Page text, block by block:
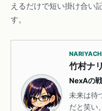
えるだけで短い掛け合い
す。
竹村ナ
NexAの
未来は待
だと笑い